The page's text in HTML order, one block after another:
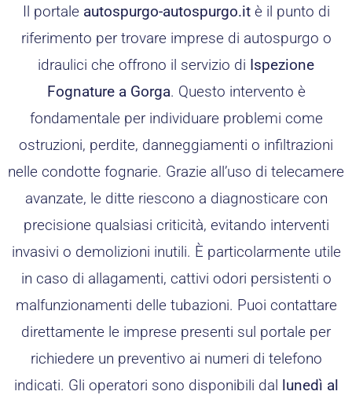
Il portale autospurgo-autospurgo.itè il punto di
riferimento per trovare imprese di autospurgo o
idraulici che offrono il servizio di Ispezione
Fognature a Gorga. Questo intervento è
fondamentale per individuare problemi come
ostruzioni, perdite, danneggiamenti o infiltrazioni
nelle condotte fognarie. Grazie all’uso di telecamere
avanzate, le ditte riescono a diagnosticare con
precisione qualsiasi criticità, evitando interventi
invasivi o demolizioni inutili. È particolarmente utile
in caso di allagamenti, cattivi odori persistenti o
malfunzionamenti delle tubazioni. Puoi contattare
direttamente le imprese presenti sul portale per
richiedere un preventivo ai numeri di telefono
indicati. Gli operatori sono disponibili dal lunedì al